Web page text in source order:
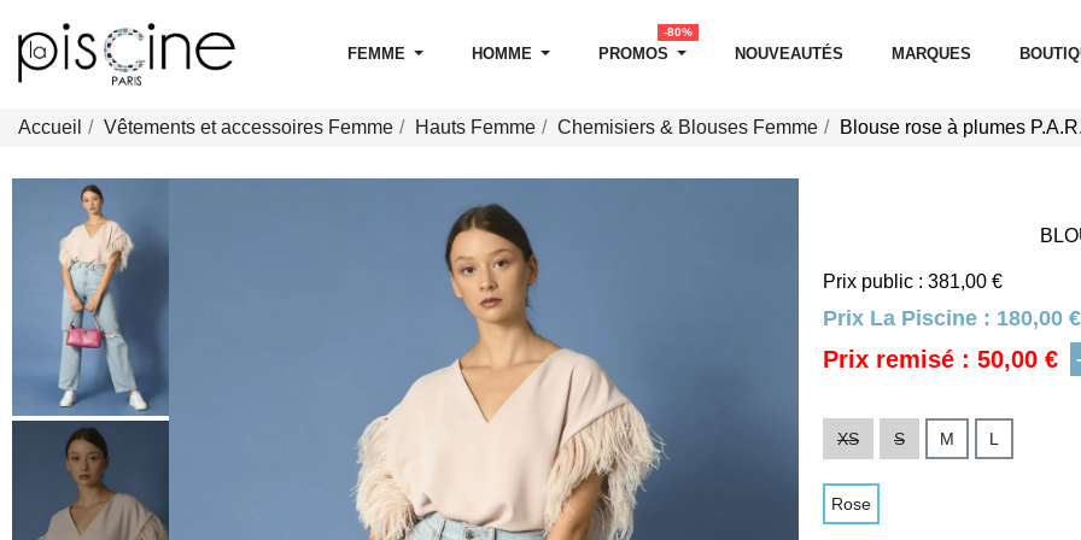
FEMME HOMME PROMOS
-80%
NOUVEAUTÉS MARQUES
Accueil Vêtements et accessoires Femme Hauts Femme Chemisiers & Blouses Femme Blouse rose à plumes
Prix public : 381,00 €
Prix La Piscine : 180,00 €
Prix remisé : 50,00 €
XS S M L
Rose